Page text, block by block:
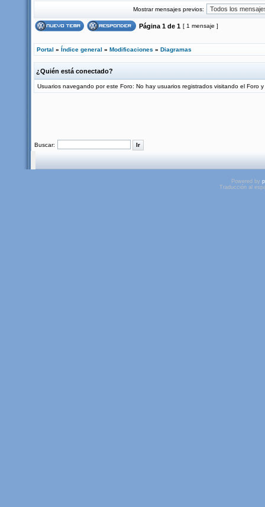
Mostrar mensajes previos:
Página 1 de 1 [ 1 mensaje ]
Portal » Índice general » Modificaciones » Diagramas
¿Quién está conectado?
Usuarios navegando por este Foro: No hay usuarios registrados visitando el Foro
Buscar:
Powered by
Traducción al